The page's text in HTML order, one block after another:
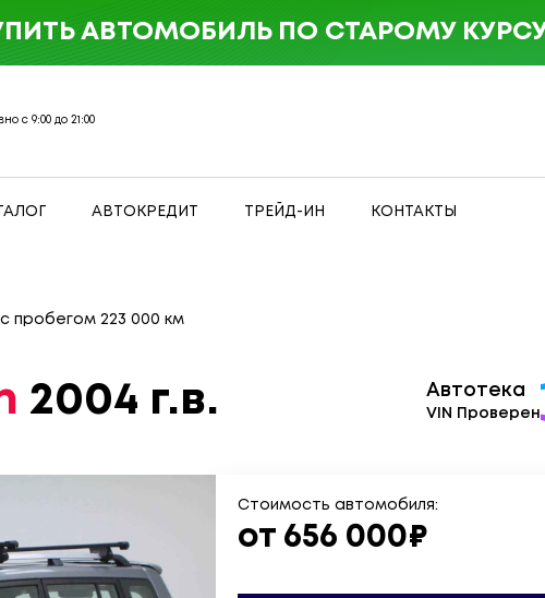
с 9:00 до 21:00
АВТОКРЕДИТ ТРЕЙД-ИН КОНТАКТЫ
АВТОМОБИЛЬ ПО СТАРОМУ
пробегом 223 000 км
2004 г.в. Автотека
VIN Проверен
Стоимость автомобиля:
от 656 000₽